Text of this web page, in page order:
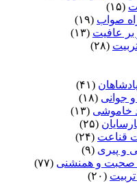
(۱۵)
صواب (۱۹)
عافیت (۱۳)
(۲۸)
(۴۱)
جوانى (۱۸)
خاموشى (۱۳)
(۲۵)
قناعت (۲۴)
و پیرى (۹)
صحبت و همنشنى (۷۷)
(۲۰)